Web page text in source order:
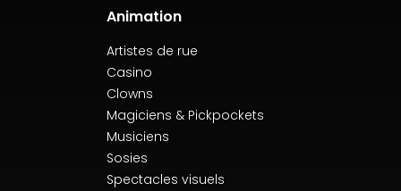
Animation
Artistes de rue
Casino
Clowns
Magiciens & Pickpockets
Musiciens
Sosies
Spectacles visuels